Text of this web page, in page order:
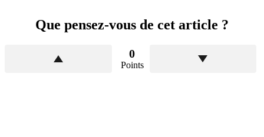
Que pensez-vous de cet article ?
0
Points